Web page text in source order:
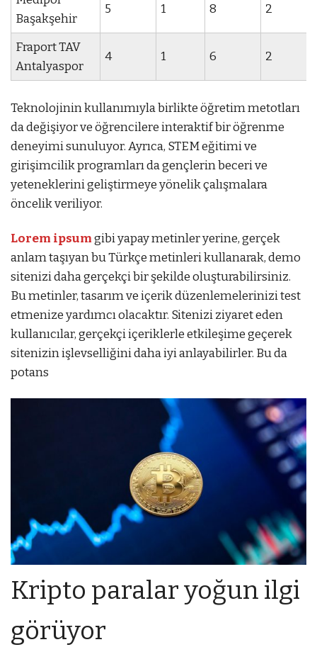
Başakşehir
5 1 8 2
Fraport TAV
Antalyaspor
4 1 6 2
Teknolojinin kullanımıyla birlikte öğretim metotları
da değişiyor ve öğrencilere interaktif bir öğrenme
deneyimi sunuluyor. Ayrıca, STEM eğitimi ve
girişimcilik programları da gençlerin beceri ve
yeteneklerini geliştirmeye yönelik çalışmalara
öncelik veriliyor.
Lorem ipsumgibi yapay metinler yerine, gerçek
anlam taşıyan bu Türkçe metinleri kullanarak, demo
sitenizi daha gerçekçi bir şekilde oluşturabilirsiniz.
Bu metinler, tasarım ve içerik düzenlemelerinizi test
etmenize yardımcı olacaktır. Sitenizi ziyaret eden
kullanıcılar, gerçekçi içeriklerle etkileşime geçerek
sitenizin işlevselliğini daha iyi anlayabilirler. Bu da
potans
Kripto paralar yoğun ilgi
görüyor